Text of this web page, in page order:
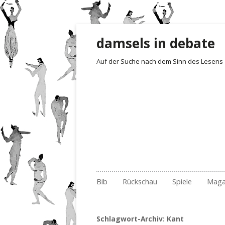
damsels in debate
Auf der Suche nach dem Sinn des Lesens
Zum Inhalt springen
Bib
Archiv nach Ländern
Rückschau
2018
Spiele
Erste Sätze
Schlagwort-Archiv: Kant